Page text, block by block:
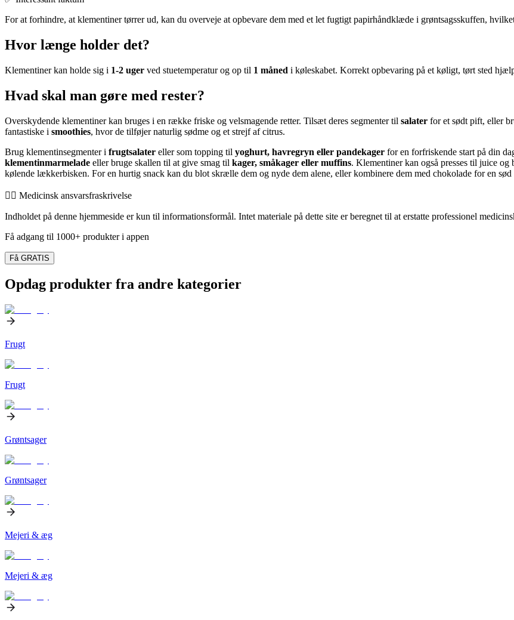
For at forhindre, at klementiner tørrer ud, kan du overveje at opbevare dem med et let fugtigt papirhåndklæde i grøntsagsskuffen,
Hvor længe holder det?
Klementiner kan holde sig i 1-2 uger ved stuetemperatur og op til 1 måned i køleskabet. Korrekt opbevaring på et køligt, tørt sted
Hvad skal man gøre med rester?
Overskydende klementiner kan bruges i en række friske og velsmagende retter. Tilsæt deres segmenter til salater for et sødt pift, eller
fantastiske i smoothies, hvor de tilføjer naturlig sødme og et strejf af citrus.
Brug klementinsegmenter i frugtsalater eller som topping til yoghurt, havregryn eller pandekager for en forfriskende start på din
klementinmarmelade eller bruge skallen til at give smag til kager, småkager eller muffins. Klementiner kan også presses til juice og
kølende lækkerbisken. For en hurtig snack kan du blot skrælle dem og nyde dem alene, eller kombinere dem med chokolade for en
👨‍⚕️️ Medicinsk ansvarsfraskrivelse
Indholdet på denne hjemmeside er kun til informationsformål. Intet materiale på dette site er beregnet til at erstatte professionel
Få adgang til 1000+ produkter i appen
Få GRATIS
Opdag produkter fra andre kategorier
Frugt
Frugt
Grøntsager
Grøntsager
Mejeri & æg
Mejeri & æg